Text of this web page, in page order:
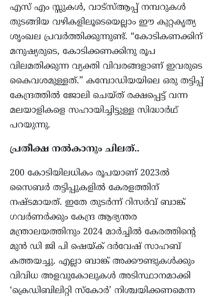
എസ് എം സ്സുകൾ, വാട്സ്ആപ്പ് നമ്പറുകൾ
തുടങ്ങിയ വഴികളിലൂടെയെല്ലാം ഈ കുറ്റകൃത്യ
ശൃംഖല പ്രവർത്തിക്കുന്നുണ്ട്. “കോടികണക്കിന്
മനുഷ്യരുടെ, കോടിക്കണക്കിനു രൂപ
വിലമതിക്കുന്ന വ്യക്തി വിവരങ്ങളാണ് ഇവരുടെ
കൈവശമുള്ളത്.” കമ്പോഡിയയിലെ ഒരു തട്ടിപ്പ്
കേന്ദ്രത്തിൽ ജോലി ചെയ്ത് രക്ഷപ്പെട്ട് വന്ന
മലയാളികളെ സഹായിച്ചിട്ടുള്ള സിദ്ധാർഥ്
പറയുന്നു.
പ്രതീക്ഷ നൽകാനും ചിലത്..
200 കോടിയിലധികം രൂപയാണ് 2023ൽ
സൈബർ തട്ടിപ്പുകളിൽ കേരളത്തിന്
നഷ്ടമായത്. ഇതേ തുടർന്ന് റിസർവ് ബാങ്ക്
ഗവർണർക്കും കേന്ദ്ര ആഭ്യന്തര
മന്ത്രാലയത്തിനും 2024 മാർച്ചിൽ കേരത്തിന്റെ
മുൻ ഡി ജി പി ഷെയ്ക് ദർവേഷ് സാഹബ്
കത്തയച്ചു. എല്ലാ ബാങ്ക് അക്കൗണ്ടുകൾക്കും
വിവിധ അളവുകോലുകൾ അടിസ്ഥാനമാക്കി
‘ക്രെഡിബിലിറ്റി സ്കോർ’ നിശ്ചയിക്കണമെന്ന